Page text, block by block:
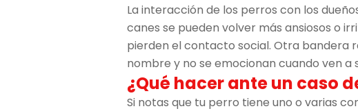
La interacción de los perros con los
canes se pueden volver más ansiosos o
pierden el contacto social. Otra bandera
nombre y no se emocionan cuando ven a
¿Qué hacer ante un caso
Si notas que tu perro tiene uno o varias